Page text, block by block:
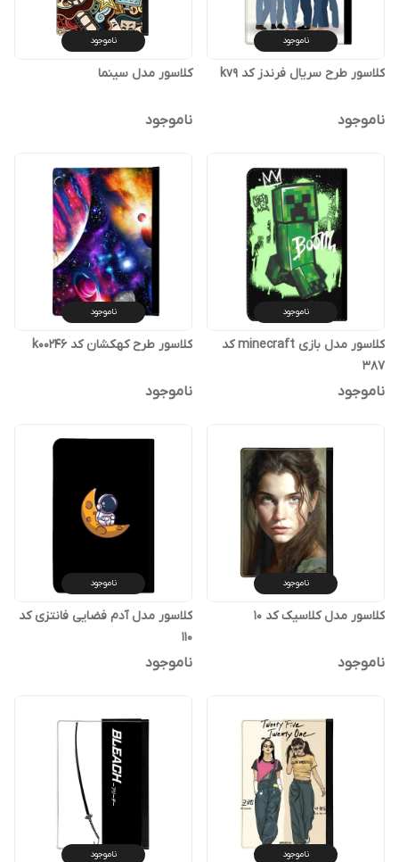
ناموجود
کلاسور طرح سریال فرندز کد kv9
ناموجود
ناموجود
کلاسور مدل سینما
ناموجود
ناموجود
کلاسور مدل بازی minecraft کد
387
ناموجود
ناموجود
کلاسور طرح کهکشان کد k00246
ناموجود
ناموجود
کلاسور مدل کلاسیک کد 10
ناموجود
ناموجود
کلاسور مدل آدم فضایی فانتزی کد
110
ناموجود
ناموجود ناموجود